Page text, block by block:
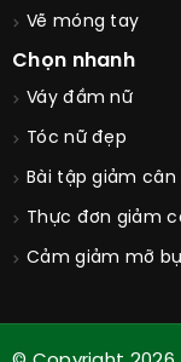
Vẽ móng tay
Chọn nhanh
Váy đầm nữ
Tóc nữ đẹp
Bài tập giảm cân
Thực đơn giảm
Cảm giảm mỡ